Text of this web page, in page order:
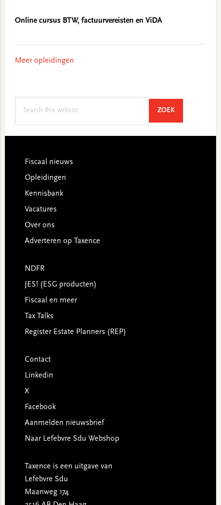
Online cursus BTW, factuurvereisten en ViDA
Meer opleidingen
ZOEKSEARCH
Footer
Fiscaal nieuws
Opleidingen
Kennisbank
Vacatures
Over ons
Adverteren op Taxence
NDFR
JES! (ESG producten)
Fiscaal en meer
Tax Talks
Register Estate Planners (REP)
Contact
Linkedin
X
Facebook
Aanmelden nieuwsbrief
Naar Lefebvre Sdu Webshop
Taxence is een uitgave van
Lefebvre Sdu
Maanweg 174